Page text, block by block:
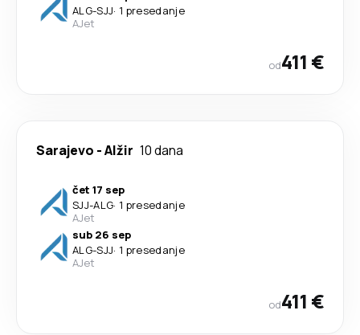
ALG-SJJ· 1 presedanje
AJet
od411 €
Sarajevo -Alžir 10 dana
čet 17 sep
SJJ-ALG· 1 presedanje
AJet
sub 26 sep
ALG-SJJ· 1 presedanje
AJet
od411 €